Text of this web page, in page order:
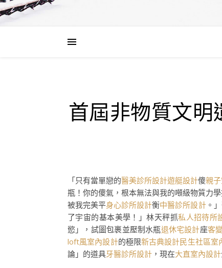
首屆非物質文明
「只有當單戀的醫美診所設計遊艇設計傻親
瓶！你的傻氣，根本無法與我的噸級物質力
被我完美平身心診所設計衡中醫診所設計。
了宇宙的基本美學！」林天秤抓私人招待所
慾」，試圖包裹並壓制水瓶退休宅設計座客
loft風室內設計的極限新古典設計民生社區室
論」的道具牙醫診所設計 ，現在大直室內設計